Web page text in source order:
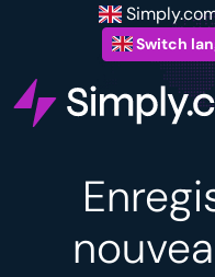
Switch